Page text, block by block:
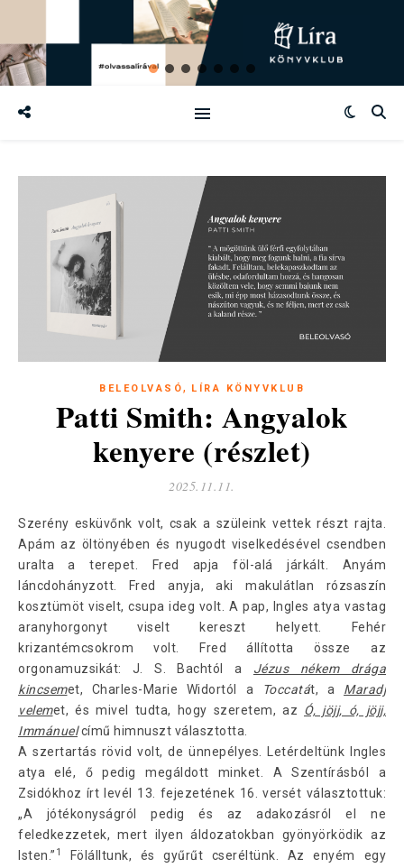
BELEOLVASÓ, LÍRA KÖNYVKLUB
Patti Smith: Angyalok
kenyere (részlet)
2025.11.11.
Szerény esküvőnk volt, csak a szüleink vettek részt rajta.
Apám az öltönyében és nyugodt viselkedésével csendben
uralta a terepet. Fred apja föl-alá járkált. Anyám
láncdohányzott. Fred anyja, aki makulátlan rózsaszín
kosztümöt viselt, csupa ideg volt. A pap, Ingles atya vastag
aranyhorgonyt viselt kereszt helyett. Fehér
krizantémcsokrom volt. Fred állította össze az
orgonamuzsikát: J. S. Bachtól a Jézus nékem drága
kincsemet, Charles-Marie Widortól a Toccatát, a Maradj
velemet, és mivel tudta, hogy szeretem, az Ó, jöjj, ó, jöjj,
Immánuelcímű himnuszt választotta.
A szertartás rövid volt, de ünnepélyes. Letérdeltünk Ingles
atya elé, ő pedig megáldott minket. A Szentírásból a
Zsidókhoz írt levél 13. fejezetének 16. versét választottuk:
„A jótékonyságról pedig és az adakozásról el ne
feledkezzetek, mert ilyen áldozatokban gyönyörködik az
Isten.” 1
Fölálltunk, és gyűrűt cseréltünk. Az enyém egy